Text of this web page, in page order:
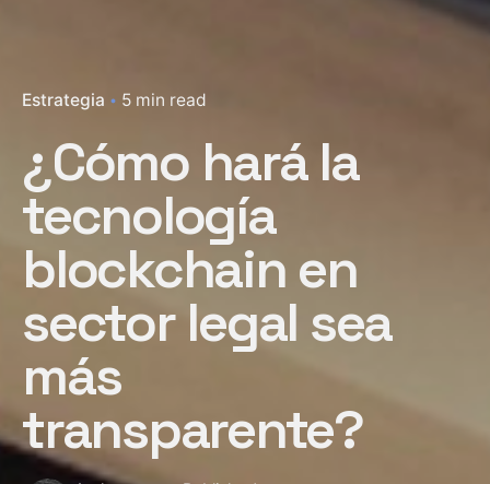
Estrategia 5 min read
¿Cómo hará la
tecnología
blockchain en
sector legal sea
más
transparente?